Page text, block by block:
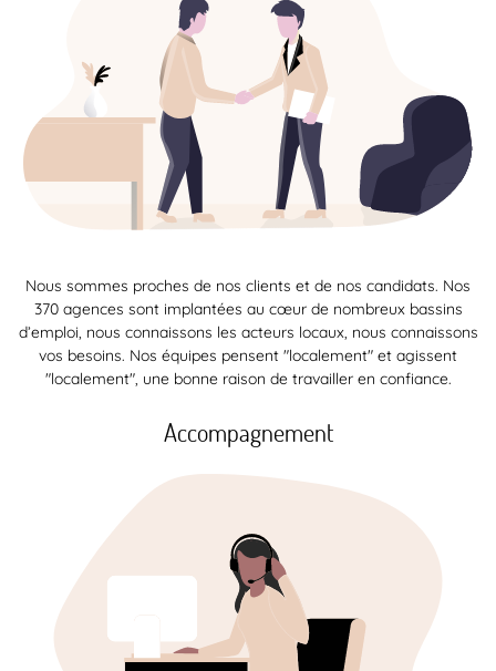
Nous sommes proches de nos clients et de nos candidats. Nos
370 agences sont implantées au cœur de nombreux bassins
d’emploi, nous connaissons les acteurs locaux, nous connaissons
vos besoins. Nos équipes pensent "localement" et agissent
"localement", une bonne raison de travailler en confiance.
Accompagnement